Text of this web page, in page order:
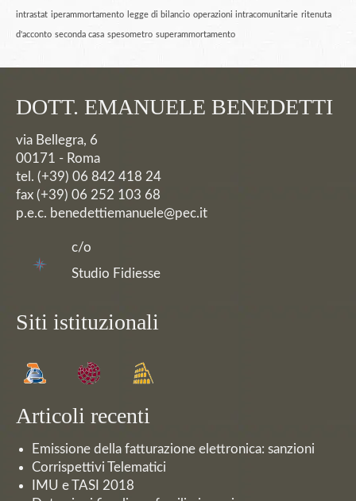
intrastat iperammortamento legge di bilancio operazioni intracomunitarie ritenuta
d'acconto seconda casa spesometro superammortamento
DOTT. EMANUELE BENEDETTI
via Bellegra, 6
00171 - Roma
tel. (+39) 06 842 418 24
fax (+39) 06 252 103 68
p.e.c. benedettiemanuele@pec.it
c/o
Studio Fidiesse
Siti istituzionali
Articoli recenti
Emissione della fatturazione elettronica: sanzioni
Corrispettivi Telematici
IMU e TASI 2018